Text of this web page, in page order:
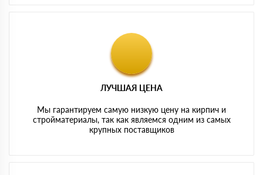
ЛУЧШАЯ ЦЕНА
Мы гарантируем самую низкую цену на кирпич и
стройматериалы, так как являемся одним из самых
крупных поставщиков